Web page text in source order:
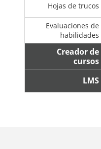
Hojas de trucos
Evaluaciones de
habilidades
Creador de
cursos
LMS